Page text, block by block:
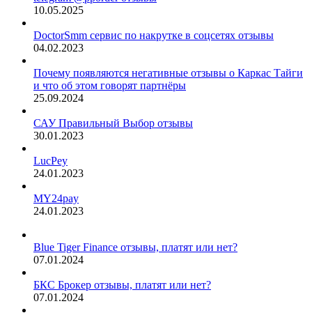
10.05.2025
DoctorSmm сервис по накрутке в соцсетях отзывы
04.02.2023
Почему появляются негативные отзывы о Каркас Тайги
и что об этом говорят партнёры
25.09.2024
САУ Правильный Выбор отзывы
30.01.2023
LucPey
24.01.2023
MY24pay
24.01.2023
Blue Tiger Finance отзывы, платят или нет?
07.01.2024
БКС Брокер отзывы, платят или нет?
07.01.2024